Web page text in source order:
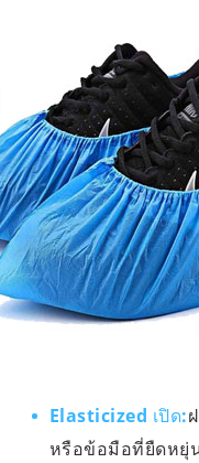
Elasticized เปิด:
หรือข้อมือที่ยืดหยุ่